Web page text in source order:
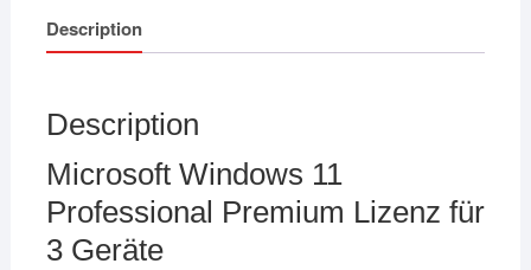
Description
Description
Microsoft Windows 11
Professional Premium Lizenz für
3 Geräte